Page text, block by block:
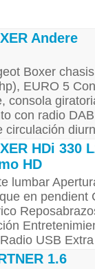
Andere
Boxer
EURO 5
consola
con radio
circulación
HDi 330
HD
lumbar
en pendient
USB
1.6